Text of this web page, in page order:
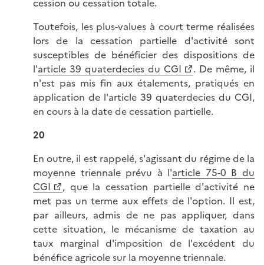
cession ou cessation totale.
Toutefois, les plus-values à court terme réalisées
lors de la cessation partielle d'activité sont
susceptibles de bénéficier des dispositions de
l'article 39 quaterdecies du CGI
. De même, il
n'est pas mis fin aux étalements, pratiqués en
application de l'article 39 quaterdecies du CGI,
en cours à la date de cessation partielle.
20
En outre, il est rappelé, s'agissant du régime de la
moyenne triennale prévu à l'article 75-0 B du
CGI
, que la cessation partielle d'activité ne
met pas un terme aux effets de l'option. Il est,
par ailleurs, admis de ne pas appliquer, dans
cette situation, le mécanisme de taxation au
taux marginal d'imposition de l'excédent du
bénéfice agricole sur la moyenne triennale.